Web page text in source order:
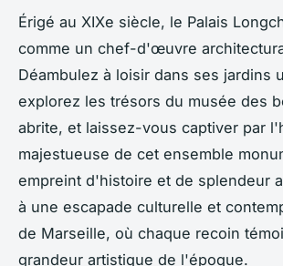
Érigé au XIXe siècle, le Palais
comme un chef-d'œuvre
Déambulez à loisir dans ses jardins
explorez les trésors du musée des
abrite, et laissez-vous captiver par
majestueuse de cet ensemble
empreint d'histoire et de splendeur
à une escapade culturelle et
de Marseille, où chaque recoin
grandeur artistique de l'époque.